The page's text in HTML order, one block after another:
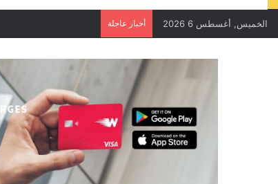
الخميس, أغسطس 6 2026 أخبار عاجلة